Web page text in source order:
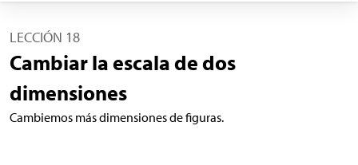
LECCIÓN 18
Cambiar la escala de dos
dimensiones
Cambiemos más dimensiones de figuras.